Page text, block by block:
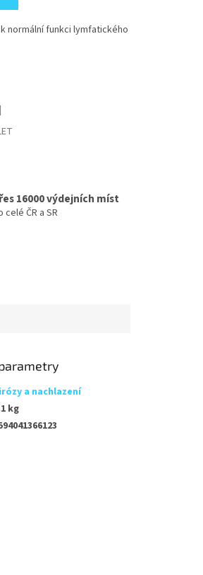
normální funkci lymfatického
16000 výdejních míst
celé ČR a SR
a nachlazení
kg